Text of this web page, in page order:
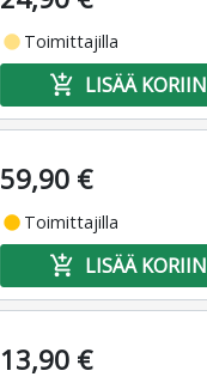
fiber_manual_record Toimittajilla
add_shopping_cart LISÄÄ KORIIN
59,90 €
fiber_manual_record Toimittajilla
add_shopping_cart LISÄÄ KORIIN
13,90 €